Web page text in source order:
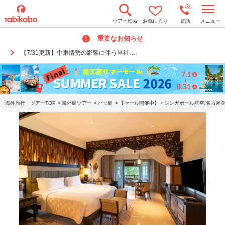
ツアー検索 お気に入り 電話 メニュー
重要なお知らせ
【7/31更新】中東情勢の影響に伴う当社…
o
n
a
v
i
g
a
t
海外旅行・ツアーTOP > 海外島ツアー > バリ島 > 【セール開催中】＜シンガポール航空/名古